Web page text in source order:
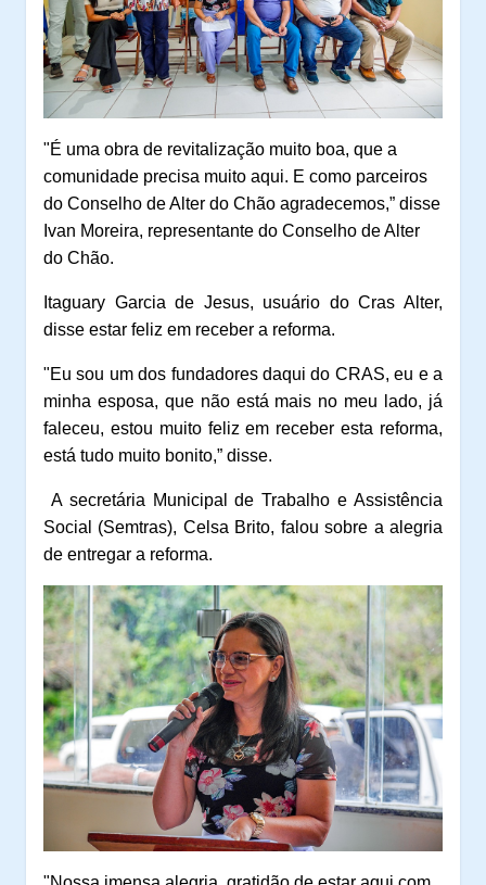
"É uma obra de revitalização muito boa, que a
comunidade precisa muito aqui. E como parceiros
do Conselho de Alter do Chão agradecemos,” disse
Ivan Moreira, representante do Conselho de Alter
do Chão.
Itaguary Garcia de Jesus, usuário do Cras Alter,
disse estar feliz em receber a reforma.
"Eu sou um dos fundadores daqui do CRAS, eu e a
minha esposa, que não está mais no meu lado, já
faleceu, estou muito feliz em receber esta reforma,
está tudo muito bonito,” disse.
A secretária Municipal de Trabalho e Assistência
Social (Semtras), Celsa Brito, falou sobre a alegria
de entregar a reforma.